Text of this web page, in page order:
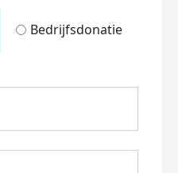
Bedrijfsdonatie